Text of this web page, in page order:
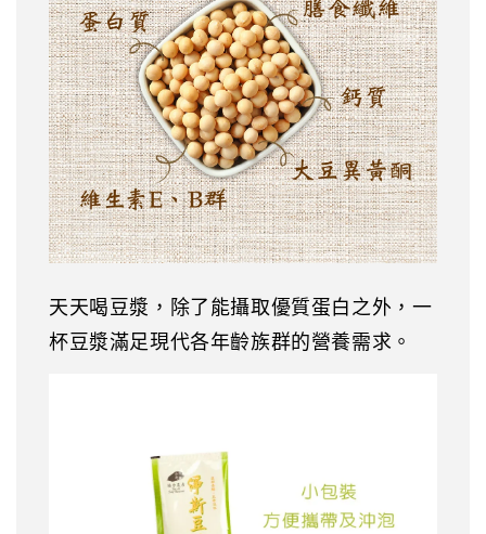
天天喝豆漿，除了能攝取優質蛋白之外，一
杯豆漿滿足現代各年齡族群的營養需求。